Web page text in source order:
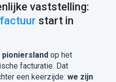
vaststelling:
start in
pionierslandop het
facturatie. Dat
een keerzijde: we zijn